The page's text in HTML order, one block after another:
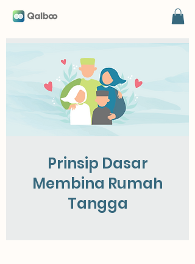
Prinsip Dasar
Membina Rumah
Tangga